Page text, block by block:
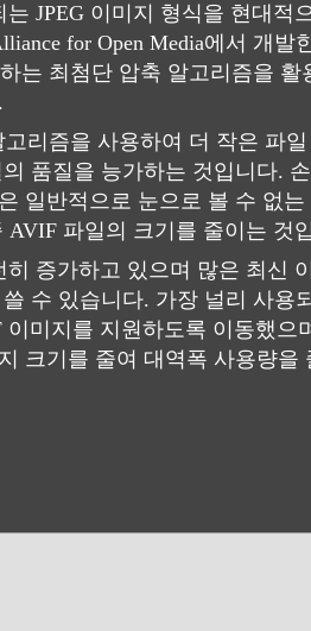
JPEG 이미지 형식을 현대적
for Open Media에서 개발
는 최첨단 압축 알고리즘을 활
리즘을 사용하여 더 작은 파
품질을 능가하는 것입니다.
일반적으로 눈으로 볼 수 없는
파일의 크기를 줄이는 것
증가하고 있으며 많은 최신
수 있습니다. 가장 널리 사용
미지를 지원하도록 이동했으
크기를 줄여 대역폭 사용량을